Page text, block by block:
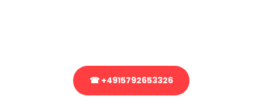
☎ +4915792653326